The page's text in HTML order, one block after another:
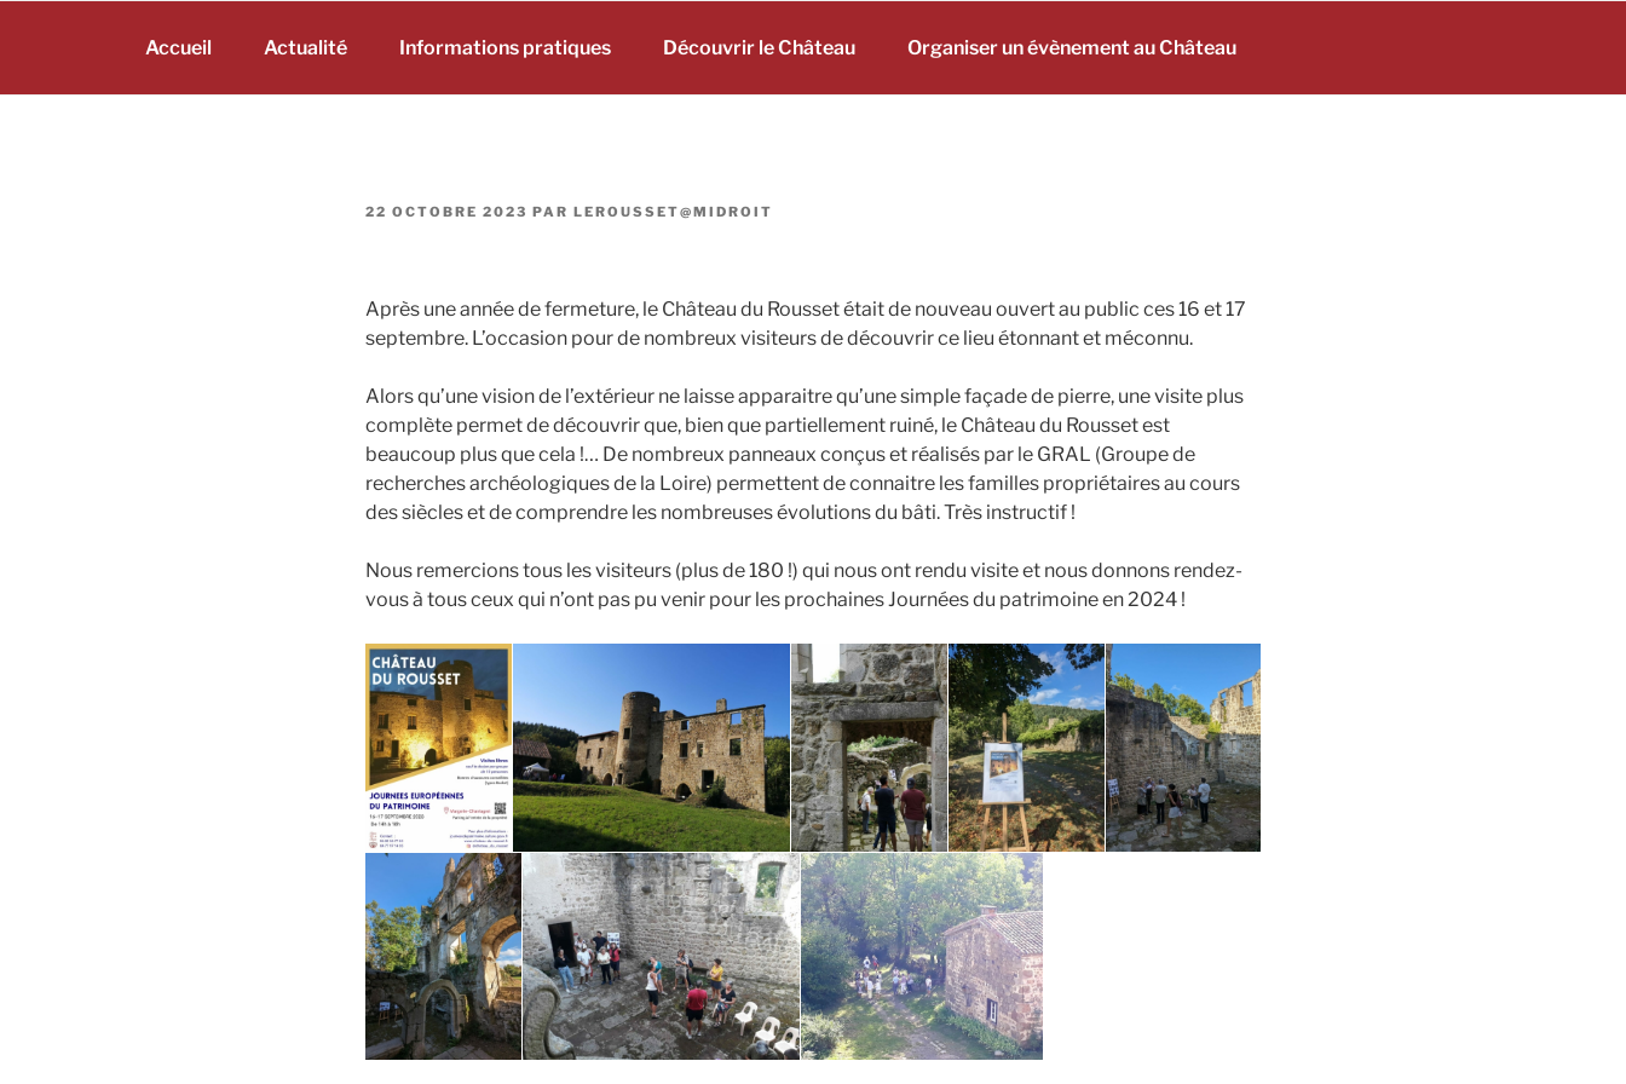
principal
Accueil Actualité Informations pratiques Découvrir le Château Organiser un évènement au Château
PUBLIÉ
22 OCTOBRE 2023 PAR LEROUSSET@MIDROIT
Après une année de fermeture, le Château du Rousset était de nouveau ouvert au public ces 16 et 17
septembre. L’occasion pour de nombreux visiteurs de découvrir ce lieu étonnant et méconnu.
Alors qu’une vision de l’extérieur ne laisse apparaitre qu’une simple façade de pierre, une visite plus
complète permet de découvrir que, bien que partiellement ruiné, le Château du Rousset est
beaucoup plus que cela !… De nombreux panneaux conçus et réalisés par le GRAL (Groupe de
recherches archéologiques de la Loire) permettent de connaitre les familles propriétaires au cours
des siècles et de comprendre les nombreuses évolutions du bâti. Très instructif !
Nous remercions tous les visiteurs (plus de 180 !) qui nous ont rendu visite et nous donnons rendez-
vous à tous ceux qui n’ont pas pu venir pour les prochaines Journées du patrimoine en 2024 !